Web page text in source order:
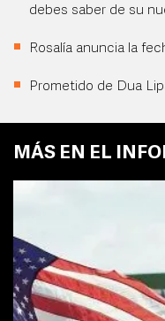
debes saber de su
Rosalía anuncia la
Prometido de Dua
MÁS EN EL